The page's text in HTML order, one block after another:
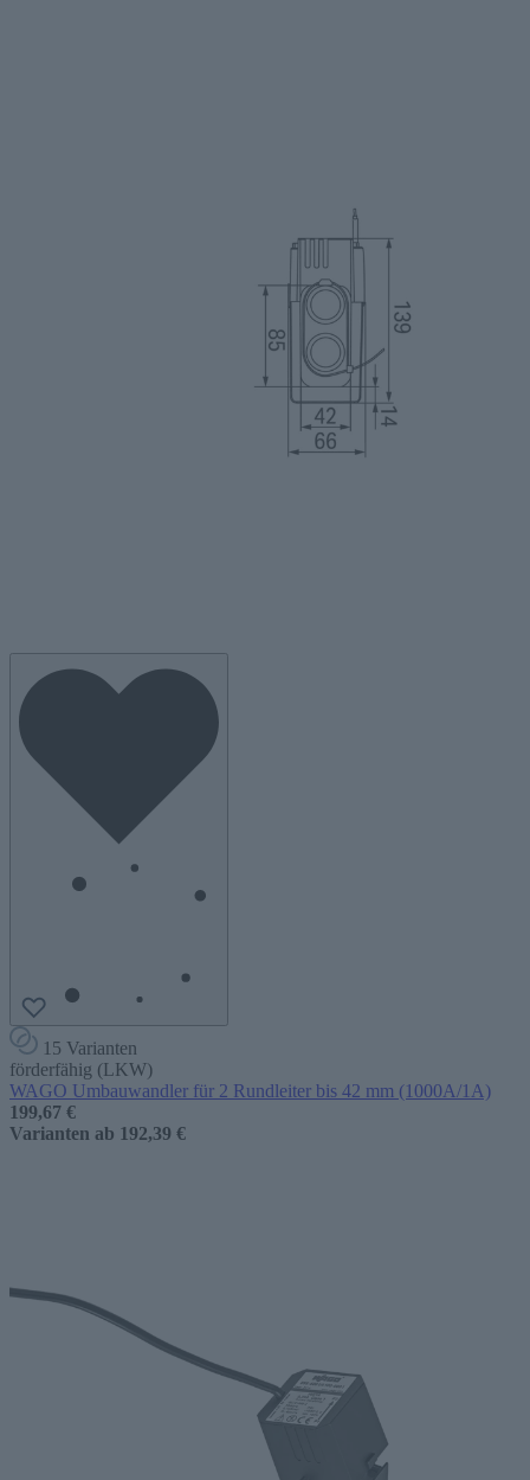
15 Varianten
förderfähig (LKW)
WAGO Umbauwandler für 2 Rundleiter bis 42 mm (1000A/1A)
199,67 €
Varianten ab 192,39 €